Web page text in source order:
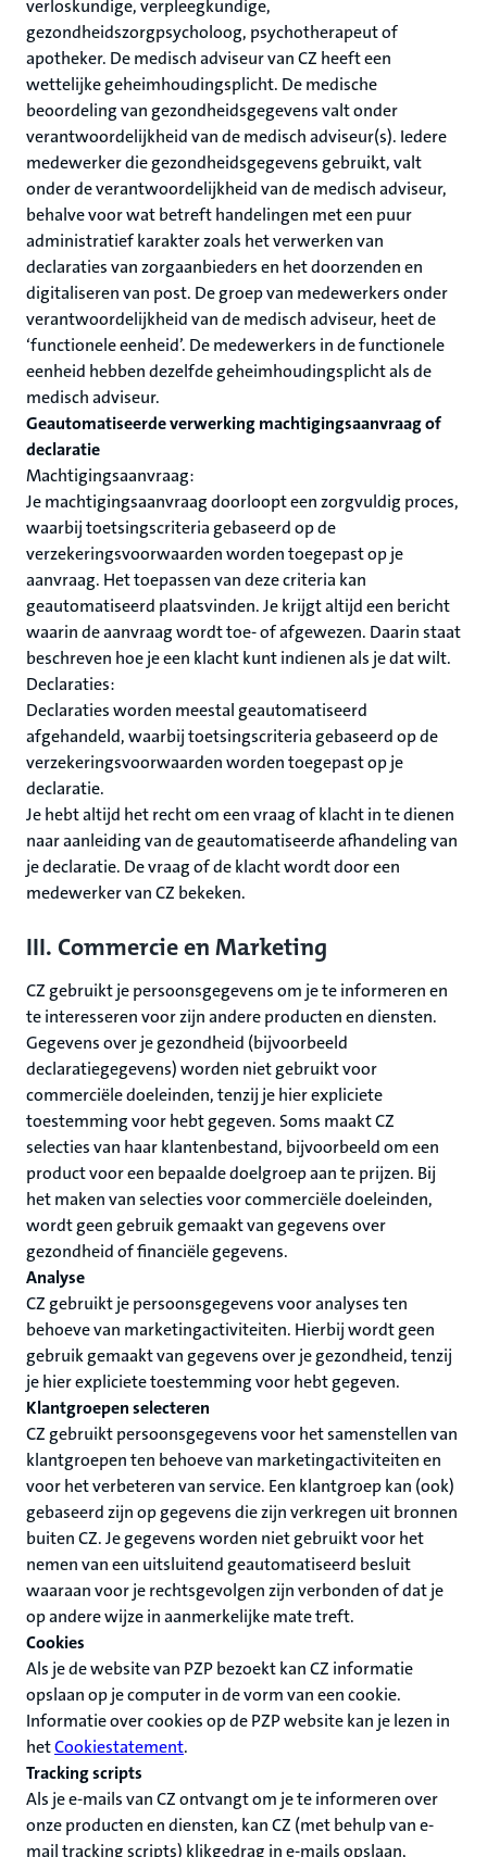
verloskundige, verpleegkundige,
gezondheidszorgpsycholoog, psychotherapeut of
apotheker. De medisch adviseur van CZ heeft een
wettelijke geheimhoudingsplicht. De medische
beoordeling van gezondheidsgegevens valt onder
verantwoordelijkheid van de medisch adviseur(s). Iedere
medewerker die gezondheidsgegevens gebruikt, valt
onder de verantwoordelijkheid van de medisch adviseur,
behalve voor wat betreft handelingen met een puur
administratief karakter zoals het verwerken van
declaraties van zorgaanbieders en het doorzenden en
digitaliseren van post. De groep van medewerkers onder
verantwoordelijkheid van de medisch adviseur, heet de
‘functionele eenheid’. De medewerkers in de functionele
eenheid hebben dezelfde geheimhoudingsplicht als de
medisch adviseur.
Geautomatiseerde verwerking machtigingsaanvraag of
declaratie
Machtigingsaanvraag:
Je machtigingsaanvraag doorloopt een zorgvuldig proces,
waarbij toetsingscriteria gebaseerd op de
verzekeringsvoorwaarden worden toegepast op je
aanvraag. Het toepassen van deze criteria kan
geautomatiseerd plaatsvinden. Je krijgt altijd een bericht
waarin de aanvraag wordt toe- of afgewezen. Daarin staat
beschreven hoe je een klacht kunt indienen als je dat wilt.
Declaraties:
Declaraties worden meestal geautomatiseerd
afgehandeld, waarbij toetsingscriteria gebaseerd op de
verzekeringsvoorwaarden worden toegepast op je
declaratie.
Je hebt altijd het recht om een vraag of klacht in te dienen
naar aanleiding van de geautomatiseerde afhandeling van
je declaratie. De vraag of de klacht wordt door een
medewerker van CZ bekeken.
III. Commercie en Marketing
CZ gebruikt je persoonsgegevens om je te informeren en
te interesseren voor zijn andere producten en diensten.
Gegevens over je gezondheid (bijvoorbeeld
declaratiegegevens) worden niet gebruikt voor
commerciële doeleinden, tenzij je hier expliciete
toestemming voor hebt gegeven. Soms maakt CZ
selecties van haar klantenbestand, bijvoorbeeld om een
product voor een bepaalde doelgroep aan te prijzen. Bij
het maken van selecties voor commerciële doeleinden,
wordt geen gebruik gemaakt van gegevens over
gezondheid of financiële gegevens.
Analyse
CZ gebruikt je persoonsgegevens voor analyses ten
behoeve van marketingactiviteiten. Hierbij wordt geen
gebruik gemaakt van gegevens over je gezondheid, tenzij
je hier expliciete toestemming voor hebt gegeven.
Klantgroepen selecteren
CZ gebruikt persoonsgegevens voor het samenstellen van
klantgroepen ten behoeve van marketingactiviteiten en
voor het verbeteren van service. Een klantgroep kan (ook)
gebaseerd zijn op gegevens die zijn verkregen uit bronnen
buiten CZ. Je gegevens worden niet gebruikt voor het
nemen van een uitsluitend geautomatiseerd besluit
waaraan voor je rechtsgevolgen zijn verbonden of dat je
op andere wijze in aanmerkelijke mate treft.
Cookies
Als je de website van PZP bezoekt kan CZ informatie
opslaan op je computer in de vorm van een cookie.
Informatie over cookies op de PZP website kan je lezen in
hetCookiestatement.
Tracking scripts
Als je e-mails van CZ ontvangt om je te informeren over
onze producten en diensten, kan CZ (met behulp van e-
mail tracking scripts) klikgedrag in e-mails opslaan,